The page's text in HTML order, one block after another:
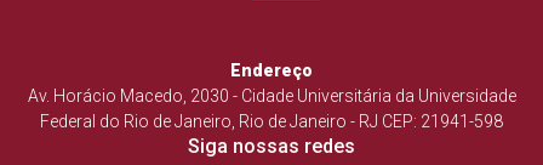
Endereço
Av. Horácio Macedo, 2030 - Cidade Universitária da Universidade
Federal do Rio de Janeiro, Rio de Janeiro - RJ CEP: 21941-598
Siga nossas redes